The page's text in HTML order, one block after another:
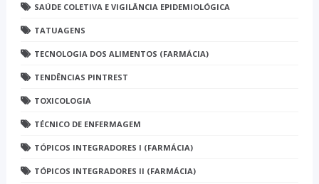
SAÚDE COLETIVA E VIGILÂNCIA EPIDEMIOLÓGICA
TATUAGENS
TECNOLOGIA DOS ALIMENTOS (FARMÁCIA)
TENDÊNCIAS PINTREST
TOXICOLOGIA
TÉCNICO DE ENFERMAGEM
TÓPICOS INTEGRADORES I (FARMÁCIA)
TÓPICOS INTEGRADORES II (FARMÁCIA)